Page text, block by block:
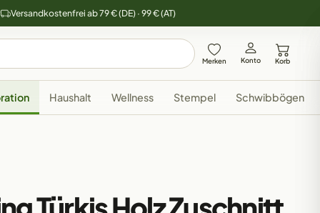
Versandkostenfrei ab 79 € (DE) · 99 € (AT)
Merken Konto Korb
Haushalt Wellness Stempel Schwibbögen